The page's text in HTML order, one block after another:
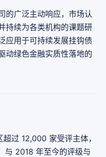
的广泛主动响应，市场认
持续为各类机构的课题研
应用于可持续发展挂钩债
动绿色金融实质性落地的
过 12,000 家受评主体，
与 2018 年至今的评级与